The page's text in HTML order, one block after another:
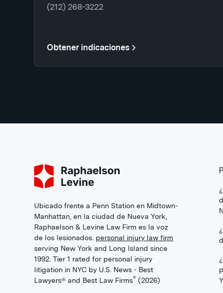
(212) 268-3222
Obtener indicaciones
Ubicado frente a Penn Station en Midtown-
Manhattan, en la ciudad de Nueva York,
Raphaelson & Levine Law Firm es la voz
de los lesionados. personal injury law firm
serving New York and Long Island since
1992. Tier 1 rated for personal injury
litigation in NYC by U.S. News - Best
Lawyers® and Best Law Firms® (2026)